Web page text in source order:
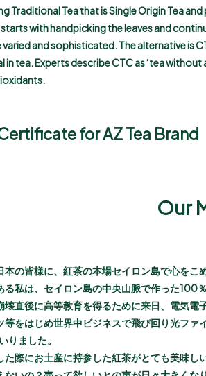
Traditional Tea that is Single Origin Tea
with handpicking the leaves and
and sophisticated. The alternative
tea. Experts describe CTC as ‘tea
for AZ Tea Brand
Our
の皆様に、紅茶の本場セイロン島で心を
私は、セイロン島の中央山脈で作った100
直後に高等教育を得るために来日、電気
をはじめ世界中ビジネスで飛び回り光フ
りました。
際にお土産に持参した紅茶がとても美味